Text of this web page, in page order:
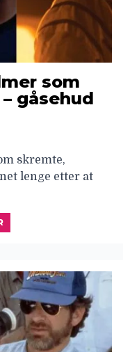
som
gåsehud
skremte,
lenge etter at